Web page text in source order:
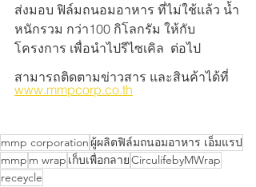
ส่งมอบ ฟิล์มถนอมอาหาร ที่ไม่ใช้แล้ว น้ำ
หนักรวม กว่า100 กิโลกรัม ให้กับ
โครงการ เพื่อนำไปรีไซเคิล  ต่อไป
สามารถติดตามข่าวสาร และสินค้าได้ที่
www.mmpcorp.co.th
mmp corporation ผู้ผลิตฟิล์มถนอมอาหาร เอ็มแรป
mmp m wrap เก็บเพื่อกลายCirculifebyMWrap
receycle